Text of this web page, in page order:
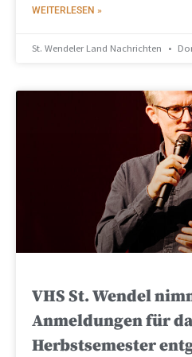
WEITERLESEN »
St. Wendeler Land Nachrichten
VHS St. Wendel
Anmeldungen für
Herbstsemester